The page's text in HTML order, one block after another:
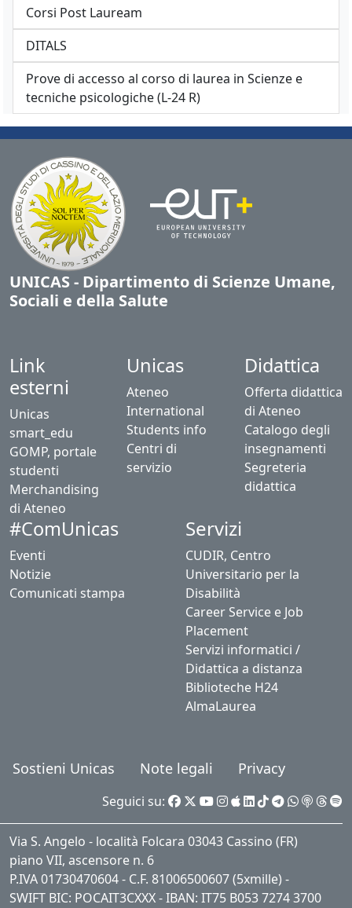
Corsi Post Lauream
DITALS
Prove di accesso al corso di laurea in Scienze e
tecniche psicologiche (L-24 R)
UNICAS - Dipartimento di Scienze Umane,
Sociali e della Salute
Link
esterni
Unicas
smart_edu
GOMP, portale
studenti
Merchandising
di Ateneo
Unicas
Ateneo
International
Students info
Centri di
servizio
Didattica
Offerta didattica
di Ateneo
Catalogo degli
insegnamenti
Segreteria
didattica
#ComUnicas
Eventi
Notizie
Comunicati stampa
Servizi
CUDIR, Centro
Universitario per la
Disabilità
Career Service e Job
Placement
Servizi informatici /
Didattica a distanza
Biblioteche H24
AlmaLaurea
Sostieni Unicas Note legali Privacy
Seguici su:
Via S. Angelo - località Folcara 03043 Cassino (FR)
piano VII, ascensore n. 6
P.IVA 01730470604 - C.F. 81006500607 (5xmille) -
SWIFT BIC: POCAIT3CXXX - IBAN: IT75 B053 7274 3700